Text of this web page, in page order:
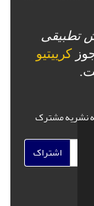
تطبیقی
کرییتیو
نشریه مشترک
اشتراک